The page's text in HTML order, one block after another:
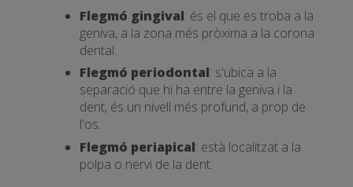
Flegmó gingival: és el que es troba a la
geniva, a la zona més pròxima a la corona
dental.
Flegmó periodontal: s'ubica a la
separació que hi ha entre la geniva i la
dent, és un nivell més profund, a prop de
l'os.
Flegmó periapical: està localitzat a la
polpa o nervi de la dent.